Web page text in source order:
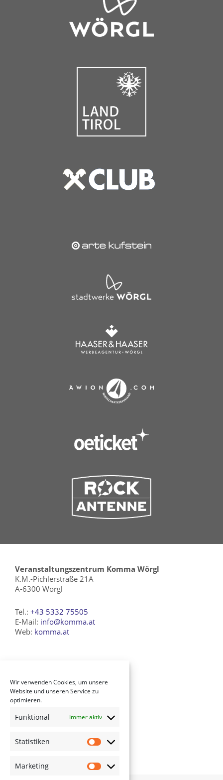
Wir verwenden Cookies, um unsere
Website und unseren Service zu
optimieren.
Funktional Immer aktiv
Statistiken
Marketing
Veranstaltungszentrum Komma Wörgl
K.M.-Pichlerstraße 21A
A-6300 Wörgl
Tel.: +43 5332 75505
E-Mail: info@komma.at
Web: komma.at
History
Newsletter
Impressum
Datenschutz